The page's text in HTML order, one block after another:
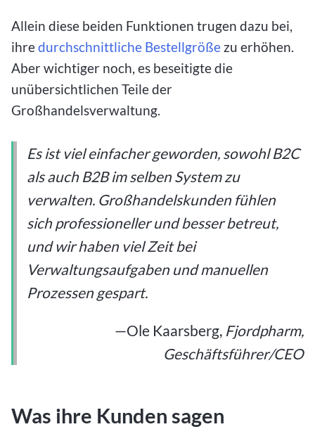
Allein diese beiden Funktionen trugen dazu bei,
ihredurchschnittliche Bestellgröße zu erhöhen.
Aber wichtiger noch, es beseitigte die
unübersichtlichen Teile der
Großhandelsverwaltung.
Es ist viel einfacher geworden, sowohl B2C
als auch B2B im selben System zu
verwalten. Großhandelskunden fühlen
sich professioneller und besser betreut,
und wir haben viel Zeit bei
Verwaltungsaufgaben und manuellen
Prozessen gespart.
—Ole Kaarsberg, Fjordpharm,
Geschäftsführer/CEO
Was ihre Kunden sagen